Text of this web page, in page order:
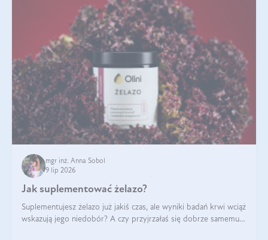
mgr inż. Anna Sobol
9 lip 2026
Jak suplementować żelazo?
Suplementujesz żelazo już jakiś czas, ale wyniki badań krwi wciąż
wskazują jego niedobór? A czy przyjrzałaś się dobrze samemu